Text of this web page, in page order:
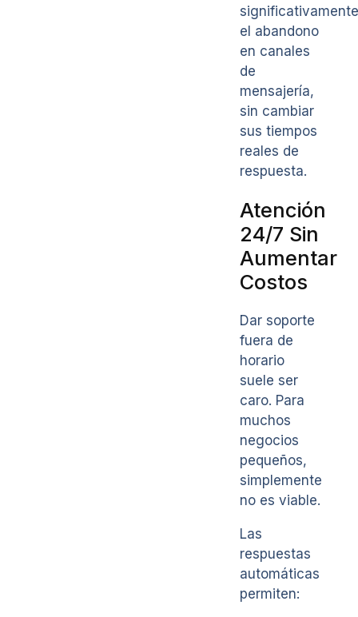
significativamente
el abandono
en canales
de
mensajería,
sin cambiar
sus tiempos
reales de
respuesta.
Atención
24/7 Sin
Aumentar
Costos
Dar soporte
fuera de
horario
suele ser
caro. Para
muchos
negocios
pequeños,
simplemente
no es viable.
Las
respuestas
automáticas
permiten: